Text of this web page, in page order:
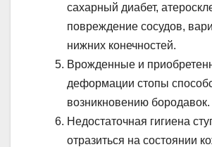
сахарный диабет,
повреждение сосудов,
нижних конечностей.
Врожденные и
деформации стопы
возникновению бородавок.
Недостаточная гигиена
отразиться на состоянии